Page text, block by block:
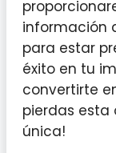
información
para estar
éxito en tu
convertirte
pierdas esta
única!